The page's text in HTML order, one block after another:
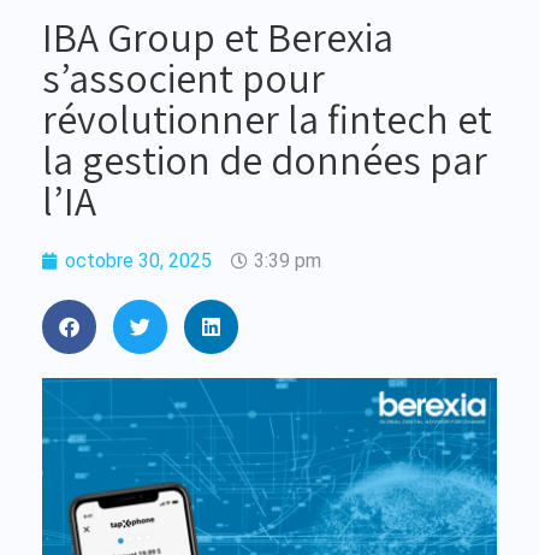
IBA Group et Berexia
s’associent pour
révolutionner la fintech et
la gestion de données par
l’IA
octobre 30, 2025 3:39 pm